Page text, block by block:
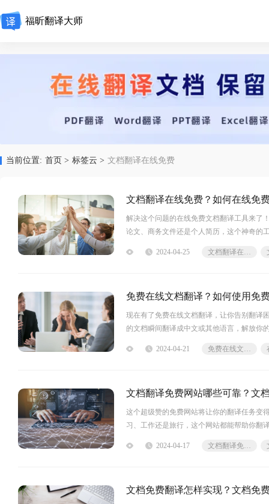
福昕翻译大师
当前位置: 首页 > 标签云 > 文档翻译在线免费
文档翻译在线免费？如何在线免
解决这个问题的在线免费文档翻译工具来了
论文、商务文件还是个人简历，这个神奇的
供了在线文档翻译的功能，用户可以免费
2024-04-25 文档翻译在线免费
免费在线文档翻译？如何使用免
现在有了免费在线文档翻译，让你告别翻译
的文档瞬间翻译成中文或其他语言，解放你
翻译福昕翻译网站是福昕软件旗下的一款免
2024-04-21 免费在线文档翻译
文档翻译免费网站哪些可靠？文
这个超级赞的免费网站将让你的翻译任务变
习、工作还是旅行，这个网站都能帮助你翻
轻而易举！马上来试试吧，你会爱上它的！
2024-04-17 文档翻译免费网站
文档免费翻译怎样实现？文档免